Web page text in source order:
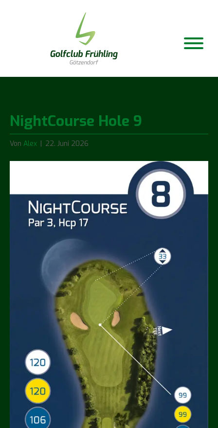
NightCourse Hole 9
Von Alex 22. Juni 2026